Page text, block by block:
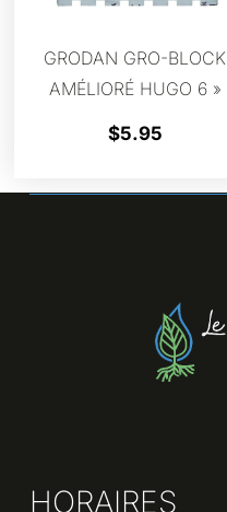
GRODAN GRO-BLOCK
AMÉLIORÉ HUGO 6 »
$5.95
HORAIRES